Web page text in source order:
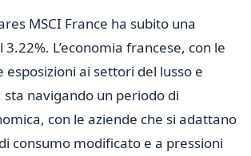
MSCI France ha subito una
L’economia francese, con le
esposizioni ai settori del lusso e
sta navigando un periodo di
con le aziende che si adattano
consumo modificato e a pressioni